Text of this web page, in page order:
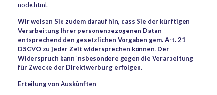
node.html.
Wir weisen Sie zudem darauf hin, dass Sie der künftigen
Verarbeitung Ihrer personenbezogenen Daten
entsprechend den gesetzlichen Vorgaben gem. Art. 21
DSGVO zu jeder Zeit widersprechen können. Der
Widerspruch kann insbesondere gegen die Verarbeitung
für Zwecke der Direktwerbung erfolgen.
Erteilung von Auskünften